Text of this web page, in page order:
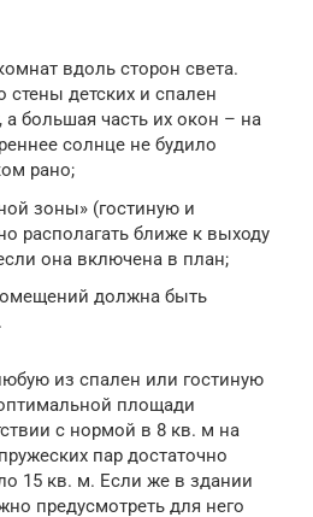
вдоль сторон света.
стены детских и спален
большая часть их окон – на
солнце не будило
рано;
зоны» (гостиную и
располагать ближе к выходу
она включена в план;
должна быть
из спален или гостиную
площади
с нормой в 8 кв. м на
пар достаточно
15 кв. м. Если же в здании
предусмотреть для него